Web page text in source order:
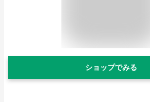
ショップでみる